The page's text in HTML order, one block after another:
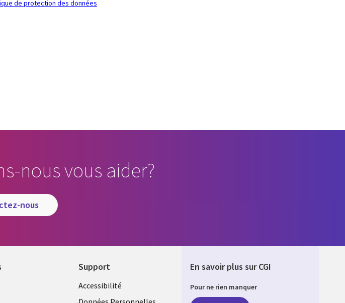
nous vous aider?
nous
Support
Accessibilité
En savoir plus sur CGI
Pour ne rien manquer